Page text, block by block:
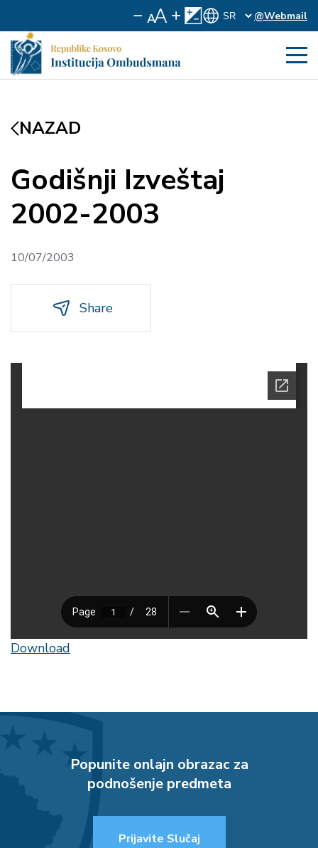
@Webmail
NAZAD
Godišnji Izveštaj
2002-2003
10/07/2003
Share
Download
Popunite onlajn obrazac za
podnošenje predmeta
Prijavite Slučaj